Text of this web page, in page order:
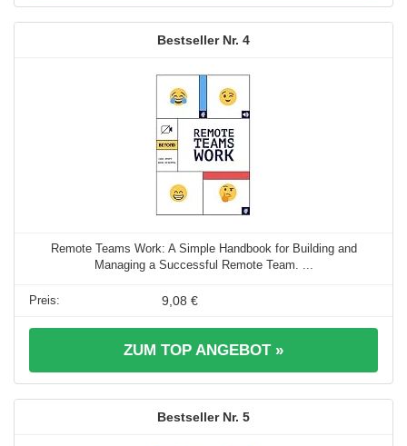
4
Remote Teams Work: A Simple Handbook for Building and
Managing a Successful Remote Team. ...
9,08 €
ZUM TOP ANGEBOT »
5